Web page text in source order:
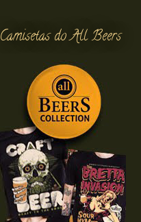
Camisetas do All Beers